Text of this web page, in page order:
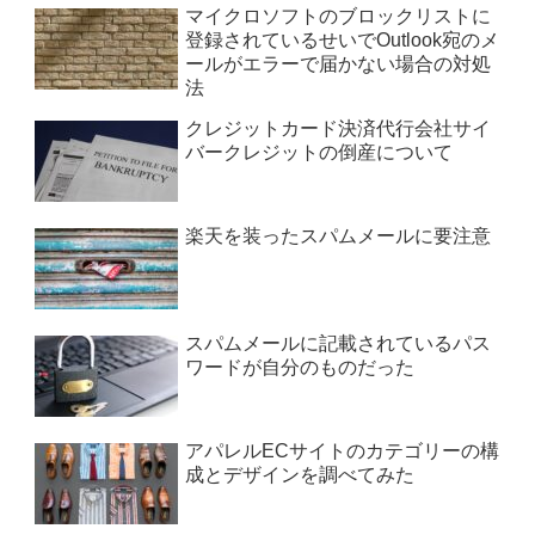
マイクロソフトのブロックリストに
登録されているせいでOutlook宛のメ
ールがエラーで届かない場合の対処
法
クレジットカード決済代行会社サイ
バークレジットの倒産について
楽天を装ったスパムメールに要注意
スパムメールに記載されているパス
ワードが自分のものだった
アパレルECサイトのカテゴリーの構
成とデザインを調べてみた